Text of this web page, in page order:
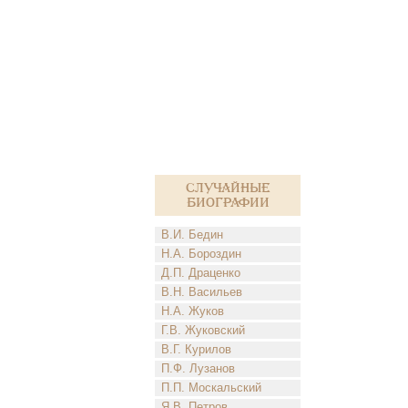
Случайные
биографии
В.И. Бедин
Н.А. Бороздин
Д.П. Драценко
В.Н. Васильев
Н.А. Жуков
Г.В. Жуковский
В.Г. Курилов
П.Ф. Лузанов
П.П. Москальский